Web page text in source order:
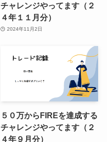
チャレンジやってます（２
４年１１月分）
2024年11月2日
５０万からFIREを達成する
チャレンジやってます（２
４年９月分）